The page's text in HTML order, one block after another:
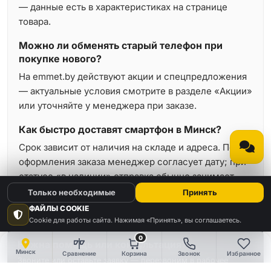
Минск Сравнение
0
Корзина Звонок Избранное
— данные есть в характеристиках на странице
товара.
Можно ли обменять старый телефон при
покупке нового?
На emmet.by действуют акции и спецпредложения
— актуальные условия смотрите в разделе «Акции»
или уточняйте у менеджера при заказе.
Как быстро доставят смартфон в Минск?
Срок зависит от наличия на складе и адреса. После
оформления заказа менеджер согласует дату; при
статусе «в наличии» отправка обычно занимает
минимальное время.
Нужна помощь или консультация?
ФАЙЛЫ COOKIE
Cookie для работы сайта. Нажимая «Принять», вы соглашаетесь.
Только необходимые Принять